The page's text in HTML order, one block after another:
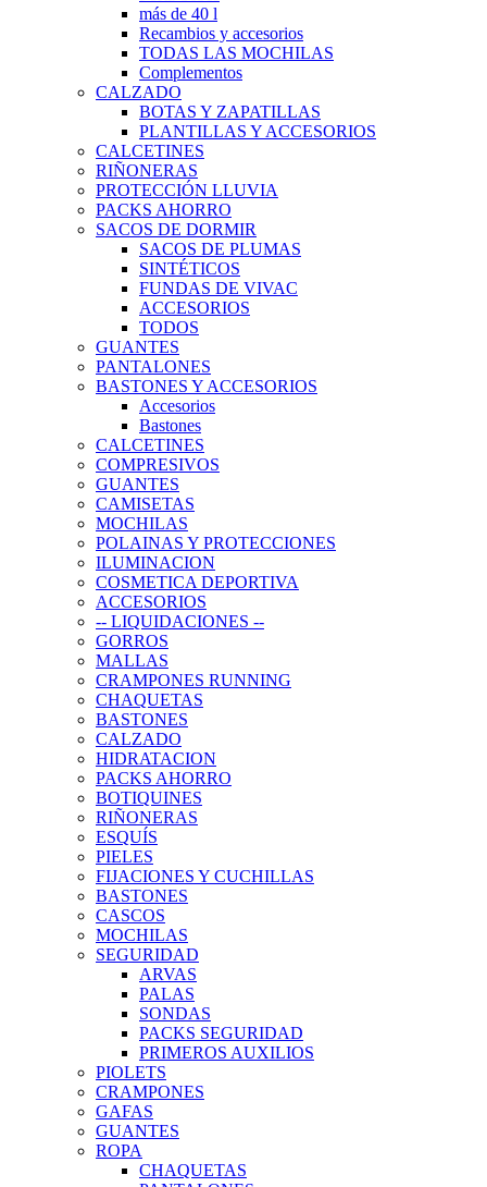
más de 40 l
Recambios y accesorios
TODAS LAS MOCHILAS
Complementos
CALZADO
BOTAS Y ZAPATILLAS
PLANTILLAS Y ACCESORIOS
CALCETINES
RIÑONERAS
PROTECCIÓN LLUVIA
PACKS AHORRO
SACOS DE DORMIR
SACOS DE PLUMAS
SINTÉTICOS
FUNDAS DE VIVAC
ACCESORIOS
TODOS
GUANTES
PANTALONES
BASTONES Y ACCESORIOS
Accesorios
Bastones
CALCETINES
COMPRESIVOS
GUANTES
CAMISETAS
MOCHILAS
POLAINAS Y PROTECCIONES
ILUMINACION
COSMETICA DEPORTIVA
ACCESORIOS
-- LIQUIDACIONES --
GORROS
MALLAS
CRAMPONES RUNNING
CHAQUETAS
BASTONES
CALZADO
HIDRATACION
PACKS AHORRO
BOTIQUINES
RIÑONERAS
ESQUÍS
PIELES
FIJACIONES Y CUCHILLAS
BASTONES
CASCOS
MOCHILAS
SEGURIDAD
ARVAS
PALAS
SONDAS
PACKS SEGURIDAD
PRIMEROS AUXILIOS
PIOLETS
CRAMPONES
GAFAS
GUANTES
ROPA
CHAQUETAS